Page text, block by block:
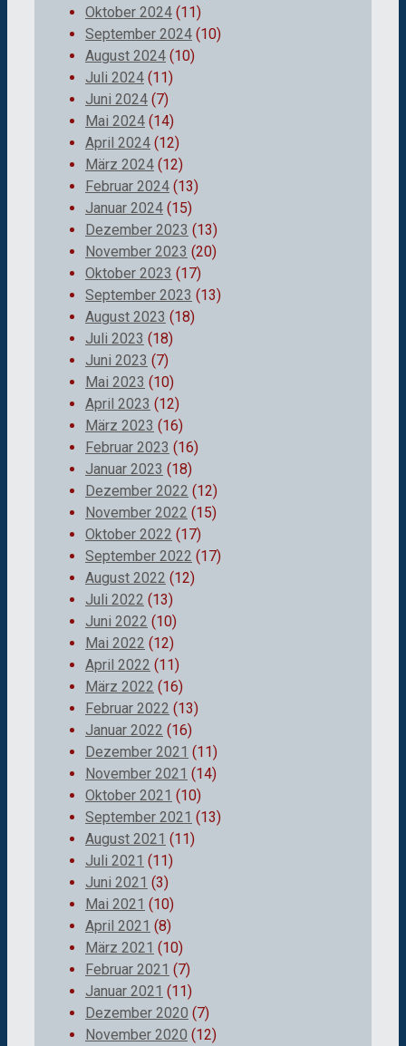
Oktober 2024 (11)
September 2024 (10)
August 2024 (10)
Juli 2024 (11)
Juni 2024 (7)
Mai 2024 (14)
April 2024 (12)
März 2024 (12)
Februar 2024 (13)
Januar 2024 (15)
Dezember 2023 (13)
November 2023 (20)
Oktober 2023 (17)
September 2023 (13)
August 2023 (18)
Juli 2023 (18)
Juni 2023 (7)
Mai 2023 (10)
April 2023 (12)
März 2023 (16)
Februar 2023 (16)
Januar 2023 (18)
Dezember 2022 (12)
November 2022 (15)
Oktober 2022 (17)
September 2022 (17)
August 2022 (12)
Juli 2022 (13)
Juni 2022 (10)
Mai 2022 (12)
April 2022 (11)
März 2022 (16)
Februar 2022 (13)
Januar 2022 (16)
Dezember 2021 (11)
November 2021 (14)
Oktober 2021 (10)
September 2021 (13)
August 2021 (11)
Juli 2021 (11)
Juni 2021 (3)
Mai 2021 (10)
April 2021 (8)
März 2021 (10)
Februar 2021 (7)
Januar 2021 (11)
Dezember 2020 (7)
November 2020 (12)